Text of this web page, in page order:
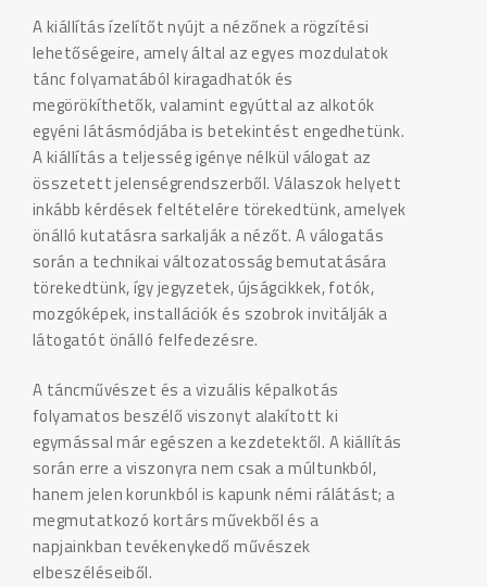
A kiállítás ízelítőt nyújt a nézőnek a rögzítési
lehetőségeire, amely által az egyes mozdulatok
tánc folyamatából kiragadhatók és
megörökíthetők, valamint egyúttal az alkotók
egyéni látásmódjába is betekintést engedhetünk.
A kiállítás a teljesség igénye nélkül válogat az
összetett jelenségrendszerből. Válaszok helyett
inkább kérdések feltételére törekedtünk, amelyek
önálló kutatásra sarkalják a nézőt. A válogatás
során a technikai változatosság bemutatására
törekedtünk, így jegyzetek, újságcikkek, fotók,
mozgóképek, installációk és szobrok invitálják a
látogatót önálló felfedezésre.
A táncművészet és a vizuális képalkotás
folyamatos beszélő viszonyt alakított ki
egymással már egészen a kezdetektől. A kiállítás
során erre a viszonyra nem csak a múltunkból,
hanem jelen korunkból is kapunk némi rálátást; a
megmutatkozó kortárs művekből és a
napjainkban tevékenykedő művészek
elbeszéléseiből.